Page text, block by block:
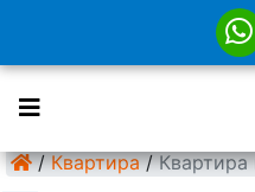
/ Квартира /